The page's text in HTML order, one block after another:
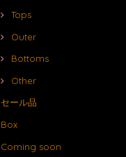
Tops
Outer
Bottoms
Other
セール品
Box
Coming soon